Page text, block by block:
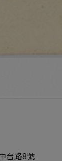
台路8號